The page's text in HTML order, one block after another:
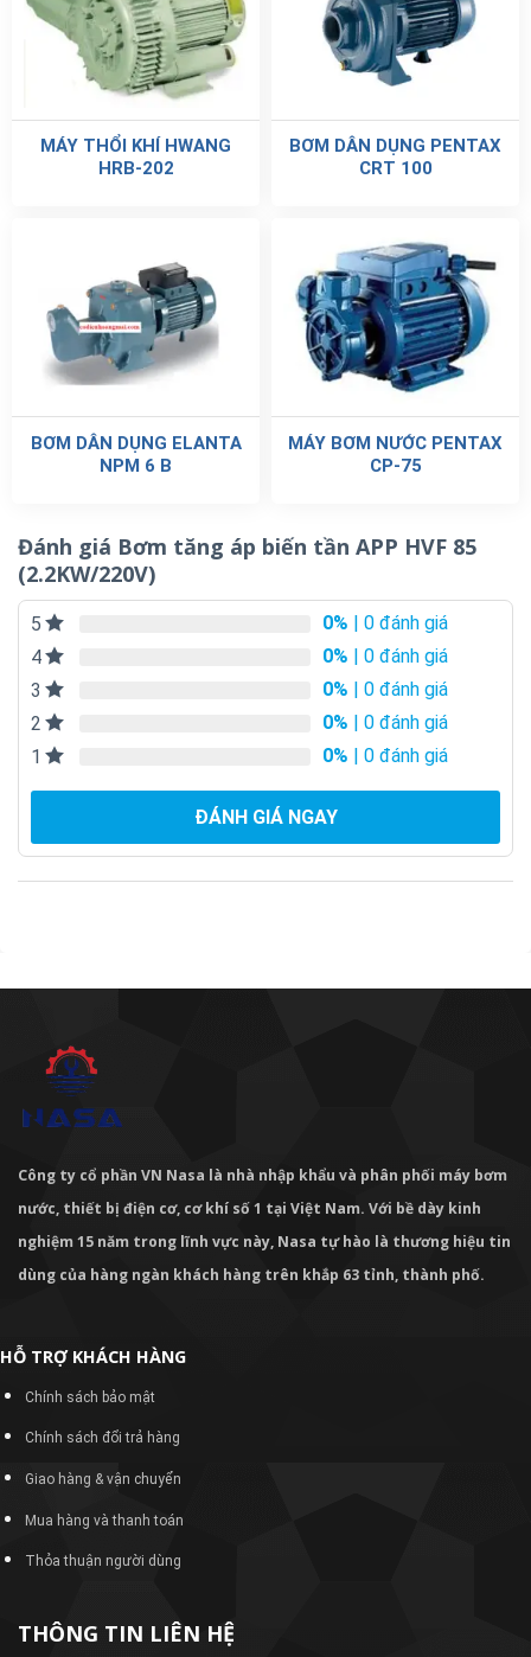
MÁY THỔI KHÍ HWANG
HRB-202
BƠM DÂN DỤNG PENTAX
CRT 100
BƠM DÂN DỤNG ELANTA
NPM 6 B
MÁY BƠM NƯỚC PENTAX
CP-75
Đánh giá Bơm tăng áp biến tần APP HVF 85
(2.2KW/220V)
5 0% | 0 đánh giá
4
0% | 0 đánh giá
3
0% | 0 đánh giá
2
0% | 0 đánh giá
1
0% | 0 đánh giá
ĐÁNH GIÁ NGAY
Công ty cổ phần VN Nasa là nhà nhập khẩu và phân phối máy bơm
nước, thiết bị điện cơ, cơ khí số 1 tại Việt Nam. Với bề dày kinh
nghiệm 15 năm trong lĩnh vực này, Nasa tự hào là thương hiệu tin
dùng của hàng ngàn khách hàng trên khắp 63 tỉnh, thành phố.
HỖ TRỢ KHÁCH HÀNG
Chính sách bảo mật
Chính sách đổi trả hàng
Giao hàng & vận chuyển
Mua hàng và thanh toán
Thỏa thuận người dùng
THÔNG TIN LIÊN HỆ